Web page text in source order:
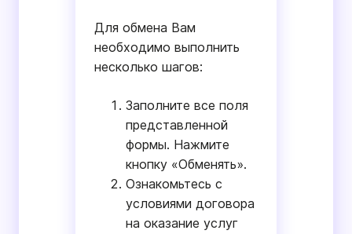
Для обмена Вам
необходимо выполнить
несколько шагов:
Заполните все поля
представленной
формы. Нажмите
кнопку «Обменять».
Ознакомьтесь с
условиями договора
на оказание услуг